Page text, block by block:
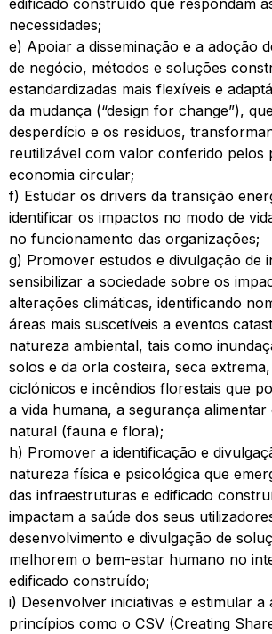
edificado construído que respondam
necessidades;
e) Apoiar a disseminação e a adoção
de negócio, métodos e soluções
estandardizadas mais flexíveis e
da mudança (“design for change”),
desperdício e os resíduos,
reutilizável com valor conferido pelos
economia circular;
f) Estudar os drivers da transição
identificar os impactos no modo de
no funcionamento das organizações;
g) Promover estudos e divulgação de
sensibilizar a sociedade sobre os
alterações climáticas, identificando
áreas mais suscetíveis a eventos
natureza ambiental, tais como
solos e da orla costeira, seca
ciclónicos e incêndios florestais que
a vida humana, a segurança alimentar
natural (fauna e flora);
h) Promover a identificação e
natureza física e psicológica que
das infraestruturas e edificado
impactam a saúde dos seus
desenvolvimento e divulgação de
melhorem o bem-estar humano no
edificado construído;
i) Desenvolver iniciativas e estimular a
princípios como o CSV (Creating